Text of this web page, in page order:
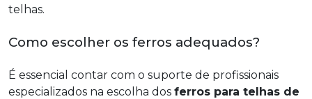
telhas.
Como escolher os ferros adequados?
É essencial contar com o suporte de profissionais
especializados na escolha dos ferros para telhas de